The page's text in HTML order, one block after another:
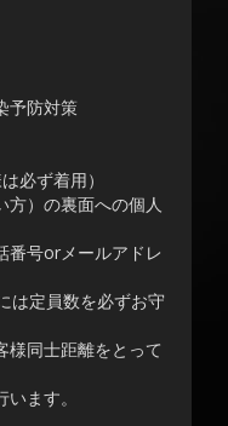
予防対策
必ず着用）
方）の裏面への個人
番号orメールアドレ
は定員数を必ずお守
様同士距離をとって
ます。